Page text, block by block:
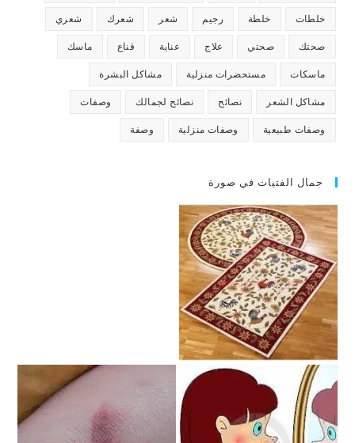
خلطات خلطة رجيم شعر شعرك شعري
صحتك صحتي علاج عناية قناع ماسك
ماسكات مستحضرات منزلية مشاكل البشرة
مشاكل الشعر نصائح نصائح لجمالك وصفات
وصفات طبيعية وصفات منزلية وصفة
جمال الفتيات في صورة